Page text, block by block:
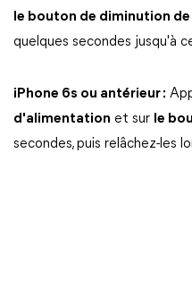
le bouton de diminution
quelques secondes jusqu'à
iPhone 6s ou antérieur :
d'alimentation et sur le
secondes, puis relâchez-les